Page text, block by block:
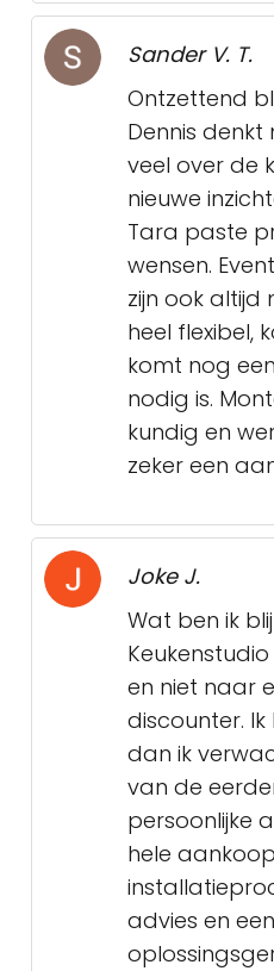
Sander V. T.
Ontzettend
Dennis denkt
veel over de
nieuwe
Tara paste
wensen.
zijn ook altijd
heel flexibel,
komt nog
nodig is.
kundig en
zeker een
Joke J.
Wat ben ik
en niet naar
discounter.
dan ik
van de
persoonlijke
hele
advies en